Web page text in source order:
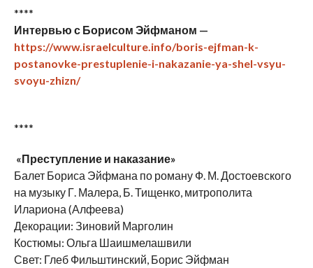
****
Интервью с Борисом Эйфманом —
https://www.israelculture.info/boris-ejfman-k-
postanovke-prestuplenie-i-nakazanie-ya-shel-vsyu-
svoyu-zhizn/
****
«Преступление и наказание»
Балет Бориса Эйфмана по роману Ф. М. Достоевского
на музыку Г. Малера, Б. Тищенко, митрополита
Илариона (Алфеева)
Декорации: Зиновий Марголин
Костюмы: Ольга Шаишмелашвили
Свет: Глеб Фильштинский, Борис Эйфман